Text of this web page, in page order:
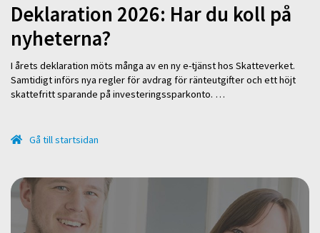
Deklaration 2026: Har du koll på
nyheterna?
I årets deklaration möts många av en ny e-tjänst hos Skatteverket.
Samtidigt införs nya regler för avdrag för ränteutgifter och ett höjt
skattefritt sparande på investeringssparkonto. …
Gå till startsidan